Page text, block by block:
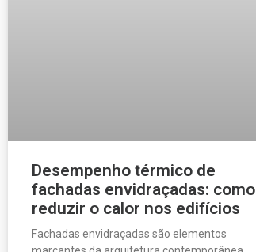
Desempenho térmico de
fachadas envidraçadas: como
reduzir o calor nos edifícios
Fachadas envidraçadas são elementos